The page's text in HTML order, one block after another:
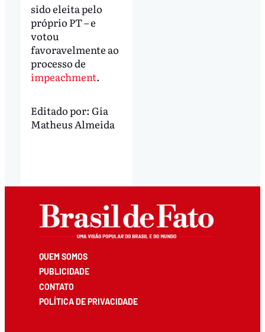
sido eleita pelo
próprio PT – e
votou
favoravelmente ao
processo de
impeachment.
Editado por: Gia
Matheus Almeida
QUEM SOMOS
PUBLICIDADE
CONTATO
POLÍTICA DE PRIVACIDADE